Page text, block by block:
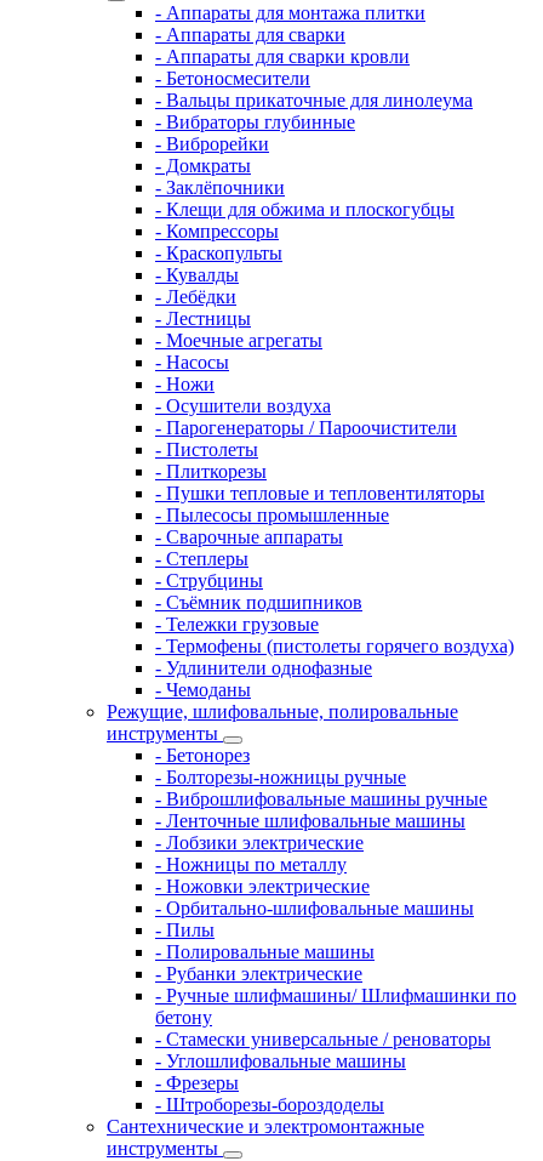
- Аппараты для монтажа плитки
- Аппараты для сварки
- Аппараты для сварки кровли
- Бетоносмесители
- Вальцы прикаточные для линолеума
- Вибраторы глубинные
- Виброрейки
- Домкраты
- Заклёпочники
- Клещи для обжима и плоскогубцы
- Компрессоры
- Краскопульты
- Кувалды
- Лебёдки
- Лестницы
- Моечные агрегаты
- Насосы
- Ножи
- Осушители воздуха
- Парогенераторы / Пароочистители
- Пистолеты
- Плиткорезы
- Пушки тепловые и тепловентиляторы
- Пылесосы промышленные
- Сварочные аппараты
- Степлеры
- Струбцины
- Съёмник подшипников
- Тележки грузовые
- Термофены (пистолеты горячего воздуха)
- Удлинители однофазные
- Чемоданы
Режущие, шлифовальные, полировальные
инструменты
- Бетонорез
- Болторезы-ножницы ручные
- Виброшлифовальные машины ручные
- Ленточные шлифовальные машины
- Лобзики электрические
- Ножницы по металлу
- Ножовки электрические
- Орбитально-шлифовальные машины
- Пилы
- Полировальные машины
- Рубанки электрические
- Ручные шлифмашины/ Шлифмашинки по
бетону
- Стамески универсальные / реноваторы
- Углошлифовальные машины
- Фрезеры
- Штроборезы-бороздоделы
Сантехнические и электромонтажные
инструменты